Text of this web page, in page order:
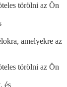
törölni az Ön
amelyekre az
törölni az Ön
és